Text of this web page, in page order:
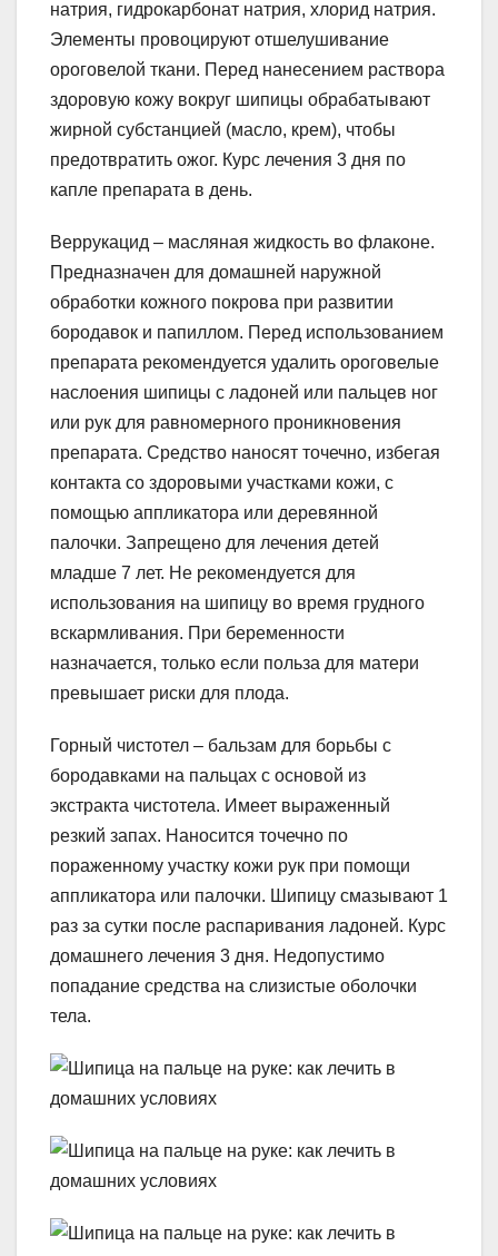
натрия, гидрокарбонат натрия, хлорид натрия.
Элементы провоцируют отшелушивание
ороговелой ткани. Перед нанесением раствора
здоровую кожу вокруг шипицы обрабатывают
жирной субстанцией (масло, крем), чтобы
предотвратить ожог. Курс лечения 3 дня по
капле препарата в день.
Веррукацид – масляная жидкость во флаконе.
Предназначен для домашней наружной
обработки кожного покрова при развитии
бородавок и папиллом. Перед использованием
препарата рекомендуется удалить ороговелые
наслоения шипицы с ладоней или пальцев ног
или рук для равномерного проникновения
препарата. Средство наносят точечно, избегая
контакта со здоровыми участками кожи, с
помощью аппликатора или деревянной
палочки. Запрещено для лечения детей
младше 7 лет. Не рекомендуется для
использования на шипицу во время грудного
вскармливания. При беременности
назначается, только если польза для матери
превышает риски для плода.
Горный чистотел – бальзам для борьбы с
бородавками на пальцах с основой из
экстракта чистотела. Имеет выраженный
резкий запах. Наносится точечно по
пораженному участку кожи рук при помощи
аппликатора или палочки. Шипицу смазывают 1
раз за сутки после распаривания ладоней. Курс
домашнего лечения 3 дня. Недопустимо
попадание средства на слизистые оболочки
тела.